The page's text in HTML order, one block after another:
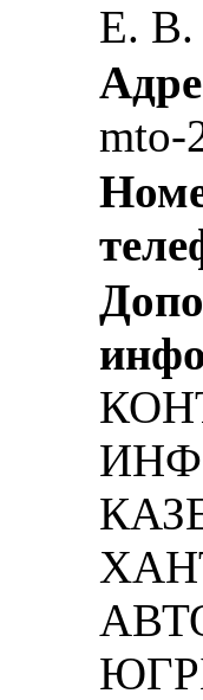
Е. В.
mto-